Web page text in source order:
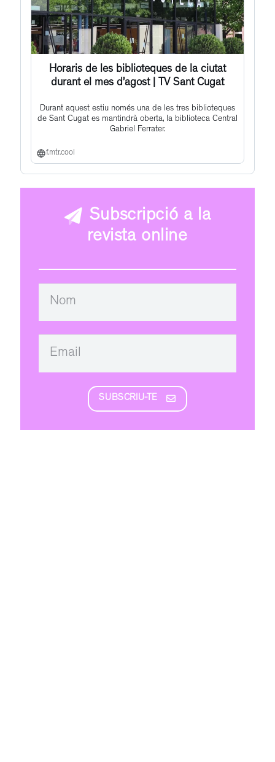
Horaris de les biblioteques de la ciutat
durant el mes d’agost | TV Sant Cugat
Durant aquest estiu només una de les tres biblioteques
de Sant Cugat es mantindrà oberta, la biblioteca Central
Gabriel Ferrater.
f.mtr.cool
Subscripció a la
revista online
SUBSCRIU-TE